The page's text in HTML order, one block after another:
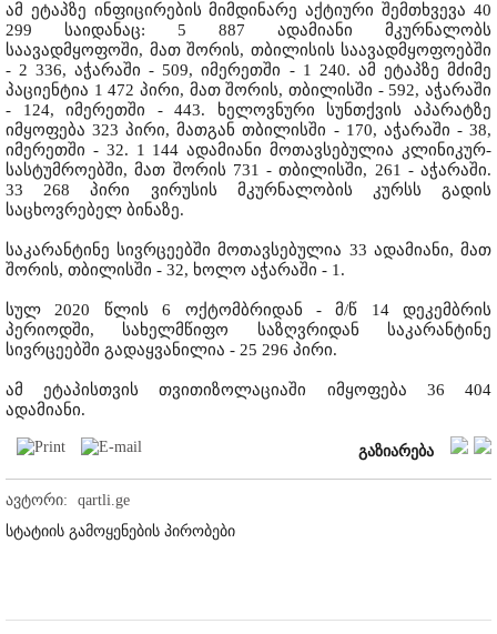
ამ ეტაპზე ინფიცირების მიმდინარე აქტიური შემთხვევა 40
299 საიდანაც: 5 887 ადამიანი მკურნალობს
საავადმყოფოში, მათ შორის, თბილისის საავადმყოფოებში
- 2 336, აჭარაში - 509, იმერეთში - 1 240. ამ ეტაპზე მძიმე
პაციენტია 1 472 პირი, მათ შორის, თბილისში - 592, აჭარაში
- 124, იმერეთში - 443. ხელოვნური სუნთქვის აპარატზე
იმყოფება 323 პირი, მათგან თბილისში - 170, აჭარაში - 38,
იმერეთში - 32. 1 144 ადამიანი მოთავსებულია კლინიკურ-
სასტუმროებში, მათ შორის 731 - თბილისში, 261 - აჭარაში.
33 268 პირი ვირუსის მკურნალობის კურსს გადის
საცხოვრებელ ბინაზე.
საკარანტინე სივრცეებში მოთავსებულია 33 ადამიანი, მათ
შორის, თბილისში - 32, ხოლო აჭარაში - 1.
სულ 2020 წლის 6 ოქტომბრიდან - მ/წ 14 დეკემბრის
პერიოდში, სახელმწიფო საზღვრიდან საკარანტინე
სივრცეებში გადაყვანილია - 25 296 პირი.
ამ ეტაპისთვის თვითიზოლაციაში იმყოფება 36 404
ადამიანი.
გაზიარება
ავტორი:
qartli.ge
სტატიის გამოყენების პირობები